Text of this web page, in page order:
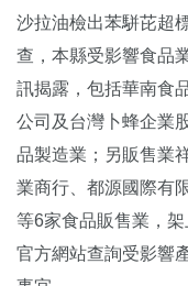
沙拉油檢出苯駢芘超
查，本縣受影響食品
訊揭露，包括華南食
公司及台灣卜蜂企業
品製造業；另販售業
業商行、都源國際有
等6家食品販售業，
官方網站查詢受影響